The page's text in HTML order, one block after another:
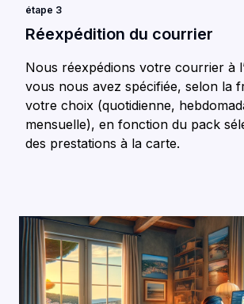
étape 3
Réexpédition du courrier
Nous réexpédions votre courrier à
vous nous avez spécifiée, selon la
votre choix (quotidienne,
mensuelle), en fonction du pack
des prestations à la carte.